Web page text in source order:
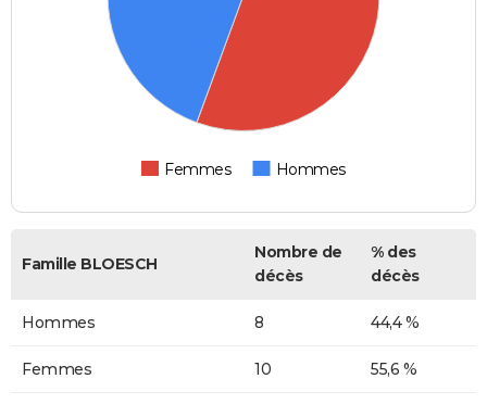
Femmes Hommes
Famille BLOESCH
Nombre de
décès
% des
décès
Hommes 8 44,4 %
Femmes 10 55,6 %